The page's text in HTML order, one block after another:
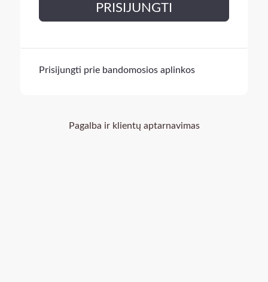
PRISIJUNGTI
Prisijungti prie bandomosios aplinkos
Pagalba ir klientų aptarnavimas